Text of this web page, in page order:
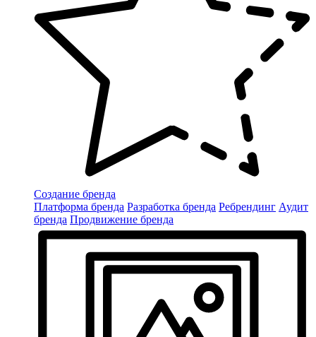
Создание бренда
Платформа бренда Разработка бренда Ребрендинг Аудит
бренда Продвижение бренда